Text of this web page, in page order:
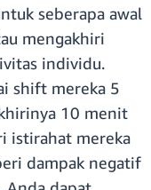
seberapa awal
mengakhiri
individu.
shift mereka 5
10 menit
istirahat mereka
dampak negatif